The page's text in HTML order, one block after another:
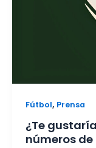
Fútbol, Prensa
¿Te
números